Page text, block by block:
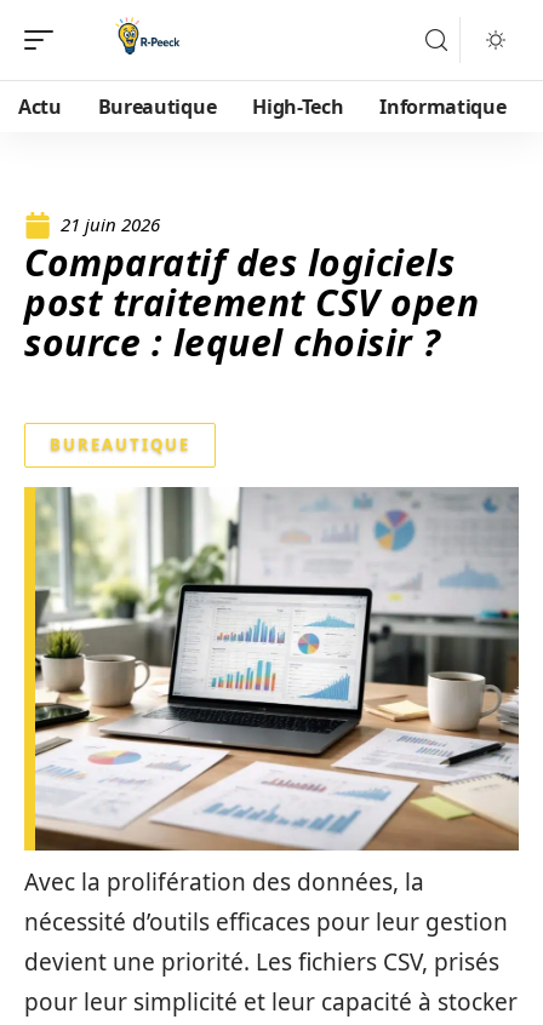
Actu Bureautique High-Tech Informatique
21 juin 2026
Comparatif des logiciels
post traitement CSV open
source : lequel choisir ?
BUREAUTIQUE
Avec la prolifération des données, la
nécessité d’outils efficaces pour leur gestion
devient une priorité. Les fichiers CSV, prisés
pour leur simplicité et leur capacité à stocker